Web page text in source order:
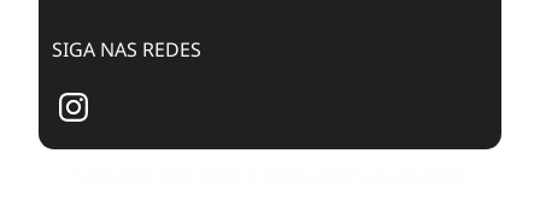
SIGA NAS REDES